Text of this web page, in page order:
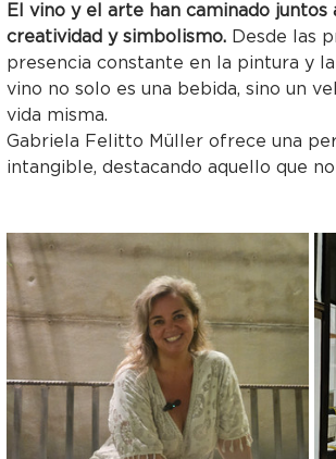
El vino y el arte han caminado
creatividad y simbolismo. Desde las
presencia constante en la pintura y
vino no solo es una bebida, sino un
vida misma.
Gabriela Felitto Müller ofrece una
intangible, destacando aquello que